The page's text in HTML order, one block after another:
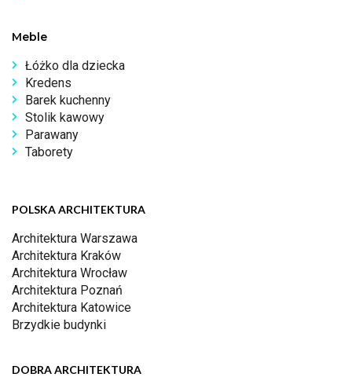
Meble
Łóżko dla dziecka
Kredens
Barek kuchenny
Stolik kawowy
Parawany
Taborety
POLSKA ARCHITEKTURA
Architektura Warszawa
Architektura Kraków
Architektura Wrocław
Architektura Poznań
Architektura Katowice
Brzydkie budynki
DOBRA ARCHITEKTURA